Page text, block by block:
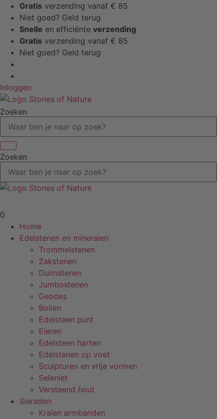
naar
inhoud
Gratis verzending vanaf € 85
Niet goed? Geld terug
Snelle en efficiënte verzending
Gratis verzending vanaf € 85
Niet goed? Geld terug
Inloggen
Zoeken
Zoeken
0
Home
Edelstenen en mineralen
Trommelstenen
Zakstenen
Duimstenen
Jumbostenen
Geodes
Bollen
Edelsteen punt
Eieren
Edelsteen harten
Edelstenen op voet
Sculpturen en vrije vormen
Seleniet
Versteend hout
Sieraden
Kralen armbanden